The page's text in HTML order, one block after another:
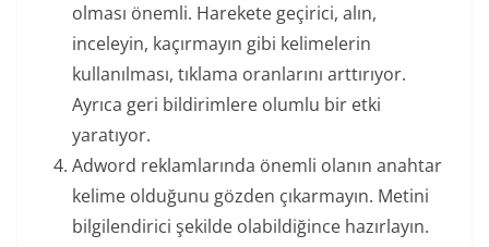
olması önemli. Harekete geçirici, alın,
inceleyin, kaçırmayın gibi kelimelerin
kullanılması, tıklama oranlarını arttırıyor.
Ayrıca geri bildirimlere olumlu bir etki
yaratıyor.
Adword reklamlarında önemli olanın anahtar
kelime olduğunu gözden çıkarmayın. Metini
bilgilendirici şekilde olabildiğince hazırlayın.